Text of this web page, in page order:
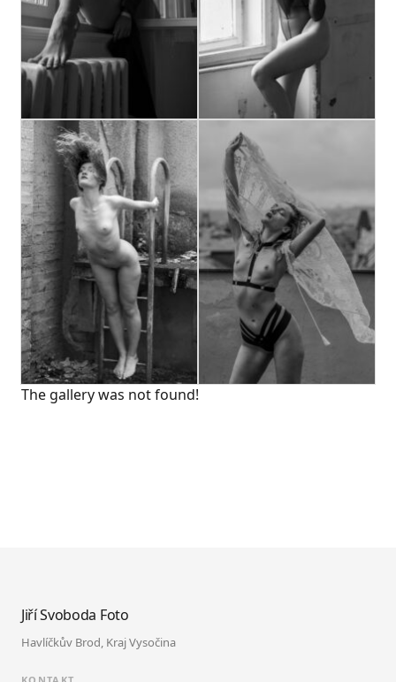
The gallery was not found!
Jiří Svoboda Foto
Havlíčkův Brod, Kraj Vysočina